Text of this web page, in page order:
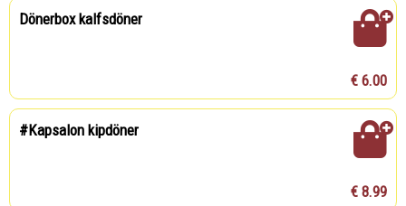
Dönerbox kalfsdöner
€ 6.00
#Kapsalon kipdöner
€ 8.99